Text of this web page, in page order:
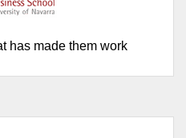
has made them work